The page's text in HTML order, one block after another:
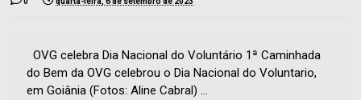
OVG celebra Dia Nacional do Voluntário 1ª Caminhada
do Bem da OVG celebrou o Dia Nacional do Voluntario,
em Goiânia (Fotos: Aline Cabral) ...